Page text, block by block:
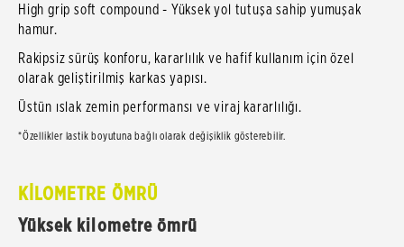
High grip soft compound - Yüksek yol tutuşa sahip yumuşak
hamur.
Rakipsiz sürüş konforu, kararlılık ve hafif kullanım için özel
olarak geliştirilmiş karkas yapısı.
Üstün ıslak zemin performansı ve viraj kararlılığı.
*Özellikler lastik boyutuna bağlı olarak değişiklik gösterebilir.
KİLOMETRE ÖMRÜ
Yüksek kilometre ömrü